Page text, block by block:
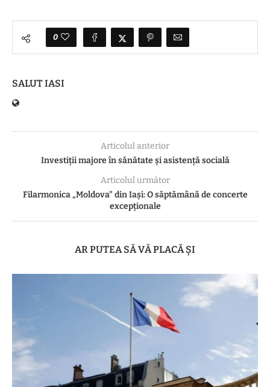
0
SALUT IASI
Articolul anterior
Investiții majore în sănătate și asistență socială
Articolul următor
Filarmonica „Moldova” din Iași: O săptămână de concerte
excepționale
AR PUTEA SĂ VĂ PLACĂ ȘI